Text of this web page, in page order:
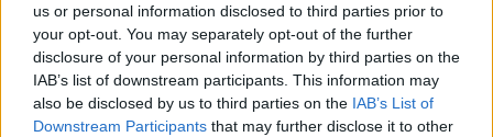
us or personal information disclosed to third parties prior to
your opt-out. You may separately opt-out of the further
disclosure of your personal information by third parties on the
IAB’s list of downstream participants. This information may
also be disclosed by us to third parties on the IAB’s List of
Downstream Participants that may further disclose it to other
Jön még kép!